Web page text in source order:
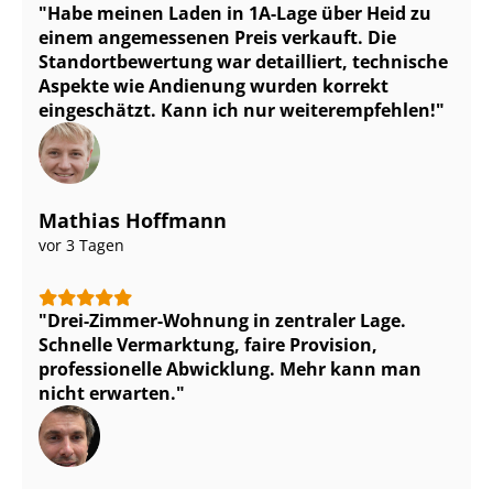
Habe meinen Laden in 1A-Lage über Heid zu
einem angemessenen Preis verkauft. Die
Stand­ort­be­wer­tung war detailliert, technische
Aspekte wie Andienung wurden korrekt
eingeschätzt. Kann ich nur weiterempfehlen!
Mathias Hoffmann
vor 3 Tagen
Drei-Zimmer-Wohnung in zentraler Lage.
Schnelle Vermarktung, faire Provision,
professionelle Abwicklung. Mehr kann man
nicht erwarten.